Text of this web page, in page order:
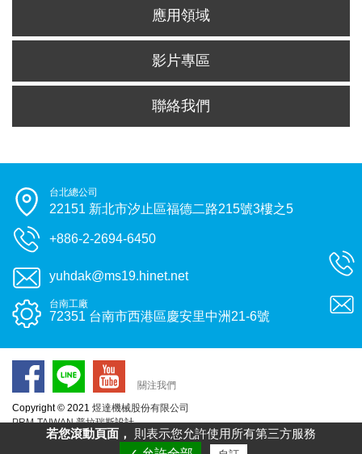
應用領域
影片專區
聯絡我們
台北總公司
22151 新北市汐止區福德二路215號3樓之5
+886-2-2694-6450
yuhdak@ms19.hinet.net
台南工廠
72351 台南市西港區慶安里中洲21-6號
關注我們
Copyright © 2021 煜達機械股份有限公司
PRM-TAIWAN 普拉瑞斯設計
若您滾動頁面，
則表示您允許使用所有第三方服務